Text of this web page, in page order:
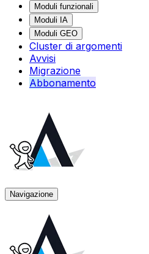
Moduli funzionali
Moduli IA
Moduli GEO
Cluster di argomenti
Avvisi
Migrazione
Abbonamento
Navigazione